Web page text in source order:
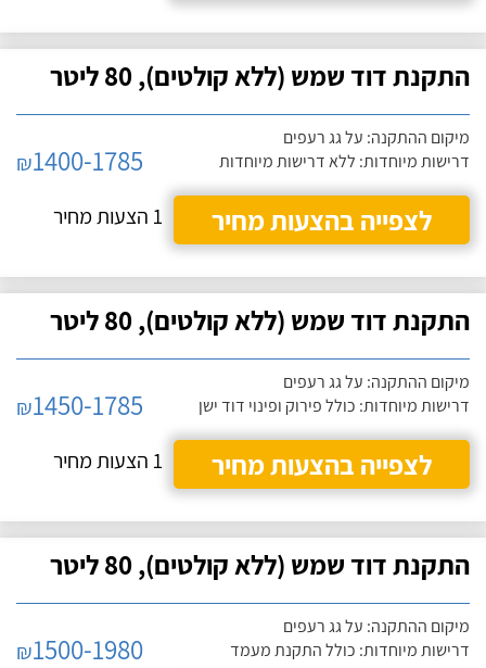
התקנת דוד שמש (ללא קולטים), 80 ליטר
מיקום ההתקנה: על גג רעפים
דרישות מיוחדות: ללא דרישות מיוחדות
₪1400-1785
לצפייה בהצעות מחיר
1 הצעות מחיר
התקנת דוד שמש (ללא קולטים), 80 ליטר
מיקום ההתקנה: על גג רעפים
דרישות מיוחדות: כולל פירוק ופינוי דוד ישן
₪1450-1785
לצפייה בהצעות מחיר
1 הצעות מחיר
התקנת דוד שמש (ללא קולטים), 80 ליטר
מיקום ההתקנה: על גג רעפים
דרישות מיוחדות: כולל התקנת מעמד
₪1500-1980